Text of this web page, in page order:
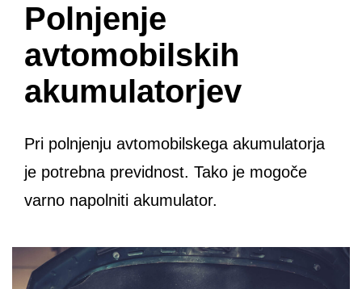
Polnjenje
avtomobilskih
akumulatorjev
Pri polnjenju avtomobilskega akumulatorja
je potrebna previdnost. Tako je mogoče
varno napolniti akumulator.